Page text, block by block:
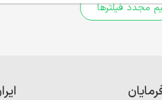
مجدد فیلترها